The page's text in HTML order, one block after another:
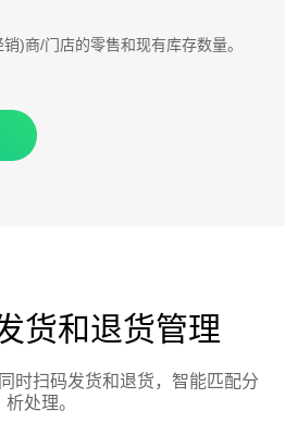
)商/门店的零售和现有库存数量。
货和退货管理
时扫码发货和退货，智能匹配分
析处理。